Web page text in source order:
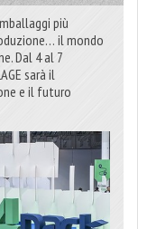
più
il mondo
Dal 4 al 7
sarà il
e il futuro